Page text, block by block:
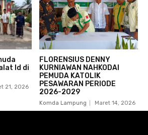
Id di
21, 2026
FLORENSIUS DENNY
KURNIAWAN NAHKODAI
PEMUDA KATOLIK
PESAWARAN PERIODE
2026-2029
Komda Lampung Maret 14, 2026